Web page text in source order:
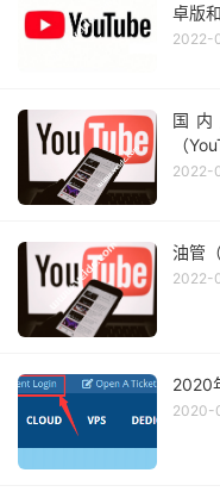
卓版
2022-
国
（
2022-
油管
2022-
2020
2020-